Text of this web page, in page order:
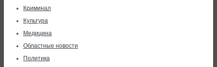
Криминал
Культура
Медицина
Областные новости
Политика